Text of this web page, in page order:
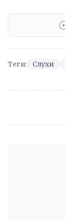
Теги: Слухи